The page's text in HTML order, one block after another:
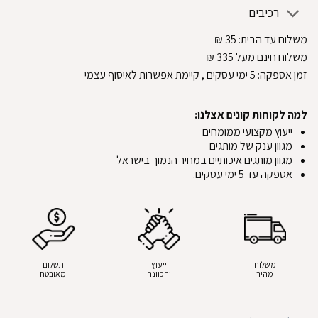
רכיבים
משלוח עד הבית:
₪
משלוח חינם מעל 335
₪
זמן אספקה: 5ימי עסקים, קיימת אפשרות לאיסוף עצמי
למה לקוחות קונים אצלנו:
ייעוץ מקצועי ממומחים
מגוון ענק של מותגים
מגוון מותגים איכותיים במחיר הנמוך בישראל
אספקה עד 5 ימי עסקים.
משלוח
מהיר
ייעוץ
והכוונה
תשלום
מאובטח